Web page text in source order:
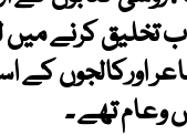
کرنے میں
اورکالجوں کے
وعام تھے ۔